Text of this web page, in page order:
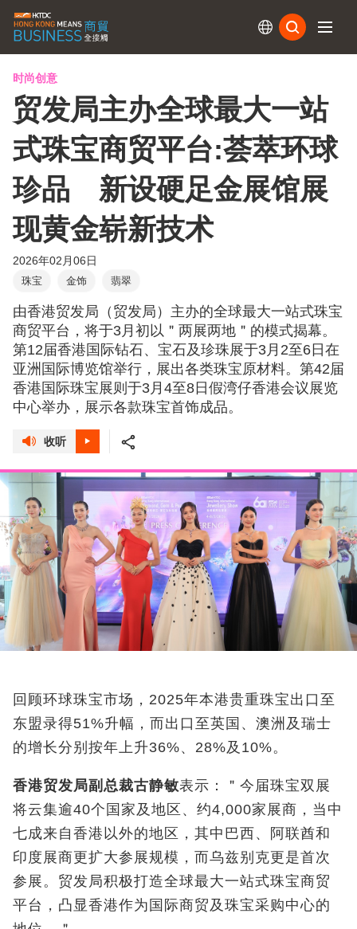
时尚创意
贸发局主办全球最大一站
式珠宝商贸平台:荟萃环球
珍品 新设硬足金展馆展
现黄金崭新技术
2026年02月06日
珠宝 金饰 翡翠
由香港贸发局（贸发局）主办的全球最大一站式珠宝
商贸平台，将于3月初以＂两展两地＂的模式揭幕。
第12届香港国际钻石、宝石及珍珠展于3月2至6日在
亚洲国际博览馆举行，展出各类珠宝原材料。第42届
香港国际珠宝展则于3月4至8日假湾仔香港会议展览
中心举办，展示各款珠宝首饰成品。
收听
回顾环球珠宝市场，2025年本港贵重珠宝出口至
东盟录得51%升幅，而出口至英国、澳洲及瑞士
的增长分别按年上升36%、 28%及 10%。
香港贸发局副总裁古静敏表示：＂今届珠宝双展
将云集逾40个国家及地区、约4,000家展商，当中
七成来自香港以外的地区，其中巴西、阿联酋和
印度展商更扩大参展规模，而乌兹别克更是首次
参展。贸发局积极打造全球最大一站式珠宝商贸
平台，凸显香港作为国际商贸及珠宝采购中心的